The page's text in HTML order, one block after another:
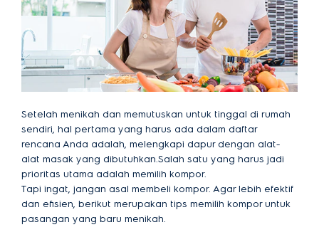
Setelah menikah dan memutuskan untuk tinggal di rumah
sendiri, hal pertama yang harus ada dalam daftar
rencana Anda adalah, melengkapi dapur dengan alat-
alat masak yang dibutuhkan.Salah satu yang harus jadi
prioritas utama adalah memilih kompor.
Tapi ingat, jangan asal membeli kompor. Agar lebih efektif
dan efisien, berikut merupakan tips memilih kompor untuk
pasangan yang baru menikah.